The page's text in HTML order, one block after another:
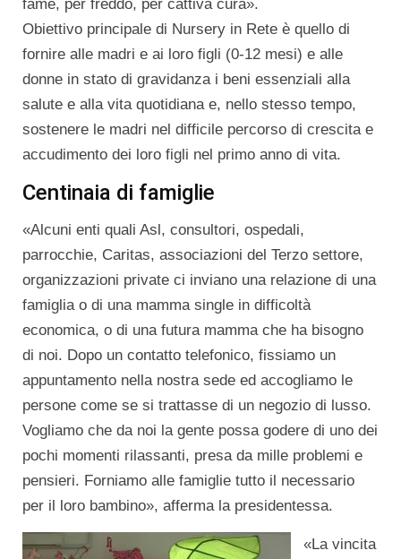
fame, per freddo, per cattiva cura».
Obiettivo principale di Nursery in Rete è quello di
fornire alle madri e ai loro figli (0-12 mesi) e alle
donne in stato di gravidanza i beni essenziali alla
salute e alla vita quotidiana e, nello stesso tempo,
sostenere le madri nel difficile percorso di crescita e
accudimento dei loro figli nel primo anno di vita.
Centinaia di famiglie
«Alcuni enti quali Asl, consultori, ospedali,
parrocchie, Caritas, associazioni del Terzo settore,
organizzazioni private ci inviano una relazione di una
famiglia o di una mamma single in difficoltà
economica, o di una futura mamma che ha bisogno
di noi. Dopo un contatto telefonico, fissiamo un
appuntamento nella nostra sede ed accogliamo le
persone come se si trattasse di un negozio di lusso.
Vogliamo che da noi la gente possa godere di uno dei
pochi momenti rilassanti, presa da mille problemi e
pensieri. Forniamo alle famiglie tutto il necessario
per il loro bambino», afferma la presidentessa.
«La vincita